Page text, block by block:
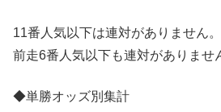
11番人気以下は連対がありません
前走6番人気以下も連対がありませ
◆単勝オッズ別集計